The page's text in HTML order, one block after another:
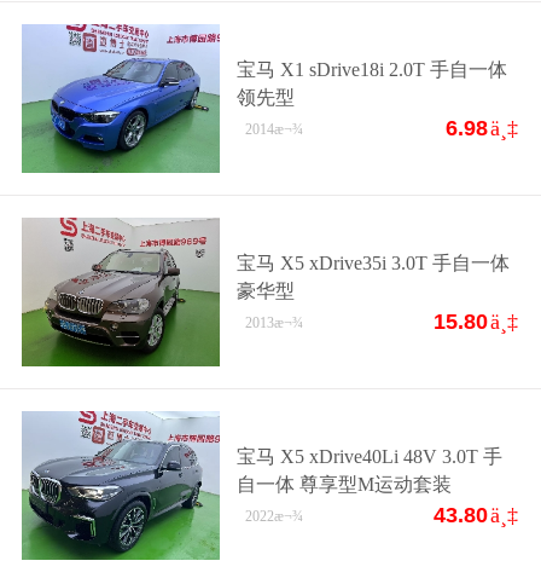
宝马 X1 sDrive18i 2.0T 手自一体
领先型
6.98ä¸‡
2014æ¬¾
宝马 X5 xDrive35i 3.0T 手自一体
豪华型
15.80ä¸‡
2013æ¬¾
宝马 X5 xDrive40Li 48V 3.0T 手
自一体 尊享型M运动套装
43.80ä¸‡
2022æ¬¾